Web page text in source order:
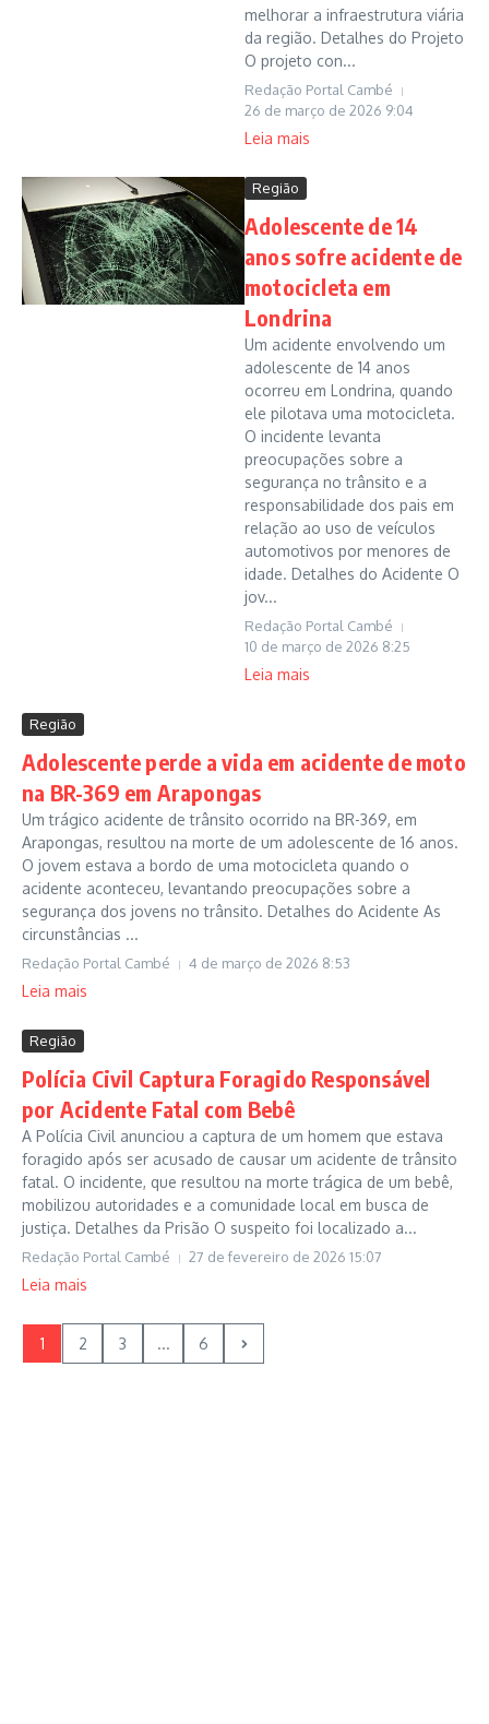
melhorar a infraestrutura viária
da região. Detalhes do Projeto
O projeto con...
Redação Portal Cambé
26 de março de 2026 9:04
Leia mais
Região
Adolescente de 14
anos sofre acidente de
motocicleta em
Londrina
Um acidente envolvendo um
adolescente de 14 anos
ocorreu em Londrina, quando
ele pilotava uma motocicleta.
O incidente levanta
preocupações sobre a
segurança no trânsito e a
responsabilidade dos pais em
relação ao uso de veículos
automotivos por menores de
idade. Detalhes do Acidente O
jov...
Redação Portal Cambé
10 de março de 2026 8:25
Leia mais
Região
Adolescente perde a vida em acidente de moto
na BR-369 em Arapongas
Um trágico acidente de trânsito ocorrido na BR-369, em
Arapongas, resultou na morte de um adolescente de 16 anos.
O jovem estava a bordo de uma motocicleta quando o
acidente aconteceu, levantando preocupações sobre a
segurança dos jovens no trânsito. Detalhes do Acidente As
circunstâncias ...
Redação Portal Cambé 4 de março de 2026 8:53
Leia mais
Região
Polícia Civil Captura Foragido Responsável
por Acidente Fatal com Bebê
A Polícia Civil anunciou a captura de um homem que estava
foragido após ser acusado de causar um acidente de trânsito
fatal. O incidente, que resultou na morte trágica de um bebê,
mobilizou autoridades e a comunidade local em busca de
justiça. Detalhes da Prisão O suspeito foi localizado a...
Redação Portal Cambé 27 de fevereiro de 2026 15:07
Leia mais
1 2 3 ... 6